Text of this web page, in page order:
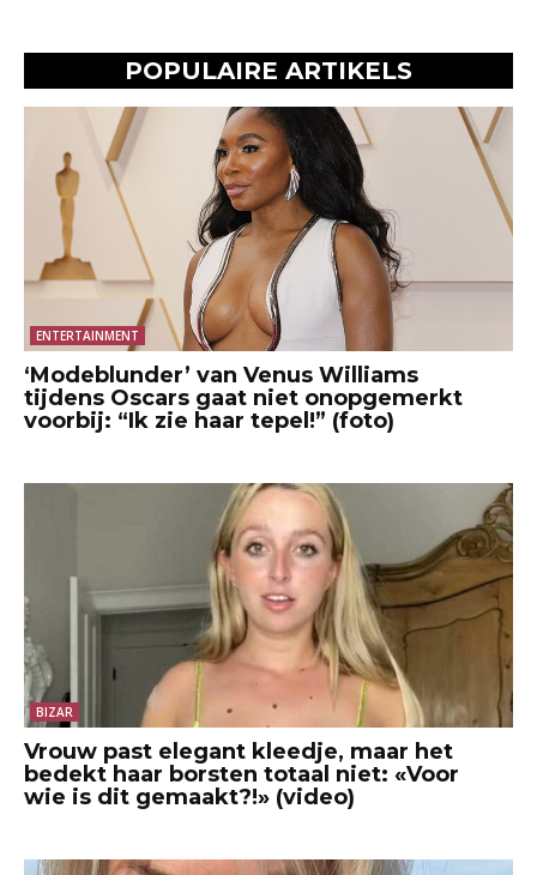
POPULAIRE ARTIKELS
ENTERTAINMENT
‘Modeblunder’ van Venus Williams
tijdens Oscars gaat niet onopgemerkt
voorbij: “Ik zie haar tepel!” (foto)
BIZAR
Vrouw past elegant kleedje, maar het
bedekt haar borsten totaal niet: «Voor
wie is dit gemaakt?!» (video)